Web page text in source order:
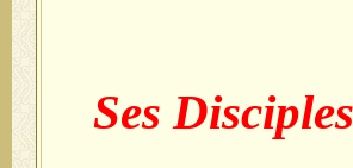
Ses Disciples